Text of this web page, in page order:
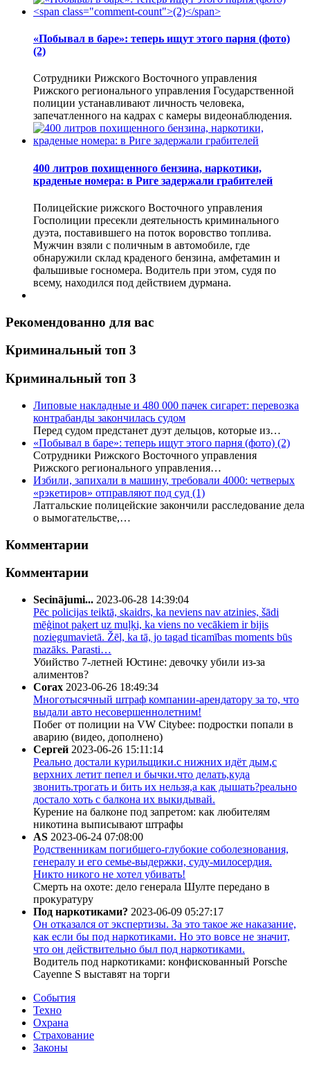
«Побывал в баре»: теперь ищут этого парня (фото)
(2)
Сотрудники Рижского Восточного управления
Рижского регионального управления Государственной
полиции устанавливают личность человека,
запечатленного на кадрах с камеры видеонаблюдения.
400 литров похищенного бензина, наркотики,
краденые номера: в Риге задержали грабителей
Полицейские рижского Восточного управления
Госполиции пресекли деятельность криминального
дуэта, поставившего на поток воровство топлива.
Мужчин взяли с поличным в автомобиле, где
обнаружили склад краденого бензина, амфетамин и
фальшивые госномера. Водитель при этом, судя по
всему, находился под действием дурмана.
Рекомендованно для вас
Криминальный топ 3
Криминальный топ 3
Липовые накладные и 480 000 пачек сигарет: перевозка
контрабанды закончилась судом
Перед судом предстанет дуэт дельцов, которые из…
«Побывал в баре»: теперь ищут этого парня (фото) (2)
Сотрудники Рижского Восточного управления
Рижского регионального управления…
Избили, запихали в машину, требовали 4000: четверых
«рэкетиров» отправляют под суд (1)
Латгальские полицейские закончили расследование дела
о вымогательстве,…
Комментарии
Комментарии
Secinājumi... 2023-06-28 14:39:04
Pēc policijas teiktā, skaidrs, ka neviens nav atzinies, šādi
mēģinot paķert uz muļķi, ka viens no vecākiem ir bijis
noziegumavietā. Žēl, ka tā, jo tagad ticamības moments būs
mazāks. Parasti…
Убийство 7-летней Юстине: девочку убили из-за
алиментов?
Corax 2023-06-26 18:49:34
Многотысячный штраф компании-арендатору за то, что
выдали авто несовершеннолетним!
Побег от полиции на VW Citybee: подростки попали в
аварию (видео, дополнено)
Сергей 2023-06-26 15:11:14
Реально достали курильщики.с нижних идёт дым,с
верхних летит пепел и бычки.что делать,куда
звонить.трогать и бить их нельзя,а как дышать?реально
достало хоть с балкона их выкидывай.
Курение на балконе под запретом: как любителям
никотина выписывают штрафы
AS 2023-06-24 07:08:00
Родственникам погибшего-глубокие соболезнования,
генералу и его семье-выдержки, суду-милосердия.
Никто никого не хотел убивать!
Смерть на охоте: дело генерала Шулте передано в
прокуратуру
Под наркотиками? 2023-06-09 05:27:17
Он отказался от экспертизы. За это такое же наказание,
как если бы под наркотиками. Но это вовсе не значит,
что он действительно был под наркотиками.
Водитель под наркотиками: конфискованный Porsche
Cayenne S выставят на торги
События
Техно
Охрана
Страхование
Законы